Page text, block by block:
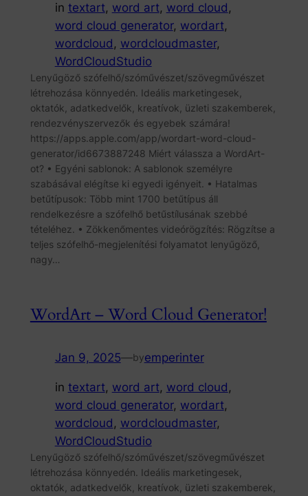
in textart, word art, word cloud
word cloud generator, wordart
wordcloud , wordcloudmaster
WordCloudStudio
Lenyűgöző szófelhő/szóművészet/szövegművészet
létrehozása könnyedén. Ideális marketingesek,
oktatók, adatkedvelők, kreatívok, üzleti szakemberek,
rendezvényszervezők és egyebek számára!
https://apps.apple.com/app/wordart-word-cloud-
generator/id6673887248 Miért válassza a WordArt-
ot? • Egyéni sablonok: A sablonok személyre
szabásával elégítse ki egyedi igényeit. • Hatalmas
betűtípusok: Több mint 1700 betűtípus áll
rendelkezésre a szófelhő betűstílusának szebbé
tételéhez. • Zökkenőmentes videórögzítés: Rögzítse a
teljes szófelhő-megjelenítési folyamatot lenyűgöző,
nagy…
WordArt – Word Cloud Generator!
Jan 9, 2025—byemperinter
in textart, word art, word cloud
word cloud generator, wordart
wordcloud , wordcloudmaster
WordCloudStudio
Lenyűgöző szófelhő/szóművészet/szövegművészet
létrehozása könnyedén. Ideális marketingesek,
oktatók, adatkedvelők, kreatívok, üzleti szakemberek,